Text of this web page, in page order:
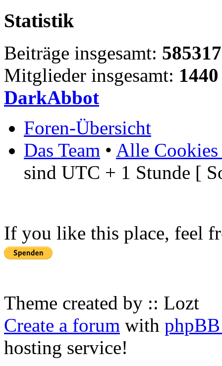
Statistik
Beiträge insgesamt: 585317
Mitglieder insgesamt: 1440
DarkAbbot
Foren-Übersicht
Das Team • Alle Cookies
sind UTC + 1 Stunde [
If you like this place, feel
Theme created by :: Lozt
Create a forum with
hosting service!